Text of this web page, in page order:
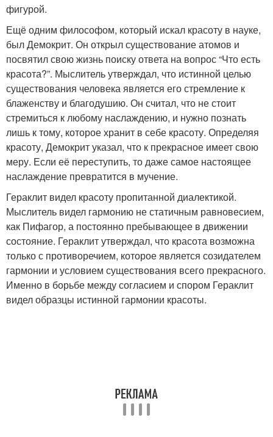
фигурой.
Ещё одним философом, который искал красоту в науке,
был Демокрит. Он открыл существование атомов и
посвятил свою жизнь поиску ответа на вопрос “Что есть
красота?”. Мыслитель утверждал, что истинной целью
существования человека является его стремление к
блаженству и благодушию. Он считал, что не стоит
стремиться к любому наслаждению, и нужно познать
лишь к тому, которое хранит в себе красоту. Определяя
красоту, Демокрит указал, что к прекрасное имеет свою
меру. Если её переступить, то даже самое настоящее
наслаждение превратится в мучение.
Гераклит видел красоту пропитанной диалектикой.
Мыслитель видел гармонию не статичным равновесием,
как Пифагор, а постоянно пребывающее в движении
состояние. Гераклит утверждал, что красота возможна
только с противоречием, которое является созидателем
гармонии и условием существования всего прекрасного.
Именно в борьбе между согласием и спором Гераклит
видел образцы истинной гармонии красоты.